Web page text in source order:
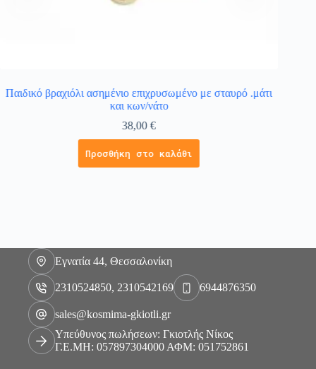
Παιδικό βραχιόλι ασημένιο επιχρυσωμένο με σταυρό .μάτι
και κων/νάτο
38,00€
Προσθήκη στο καλάθι
Εγνατία 44, Θεσσαλονίκη
2310524850, 2310542169 6944876350
sales@kosmima-gkiotli.gr
Υπεύθυνος πωλήσεων: Γκιοτλής Νίκος
Γ.Ε.ΜΗ: 057897304000 ΑΦΜ: 051752861